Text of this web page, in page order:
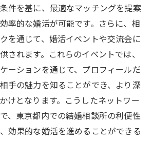
件を基に、最適なマッチングを提案
率的な婚活が可能です。さらに、相
を通じて、婚活イベントや交流会に
されます。これらのイベントでは、
ーションを通じて、プロフィールだ
手の魅力を知ることができ、より深
けとなります。こうしたネットワー
、東京都内での結婚相談所の利便性
効果的な婚活を進めることができる